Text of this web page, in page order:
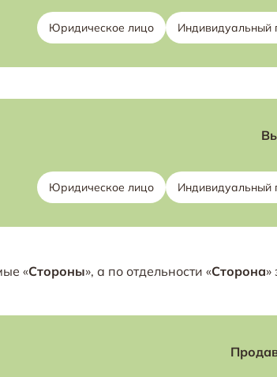
Юридическое лицо Индивидуальный
Юридическое лицо Индивидуальный
«Стороны», а по отдельности «Сторона»